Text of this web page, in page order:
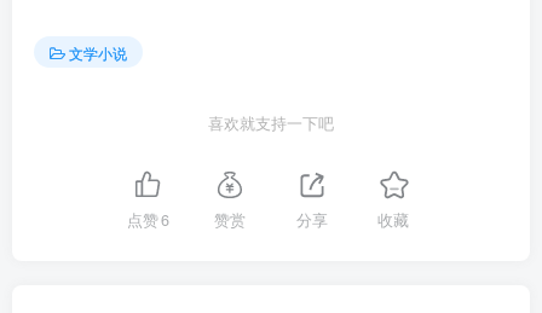
文学小说
喜欢就支持一下吧
点赞6 赞赏 分享 收藏